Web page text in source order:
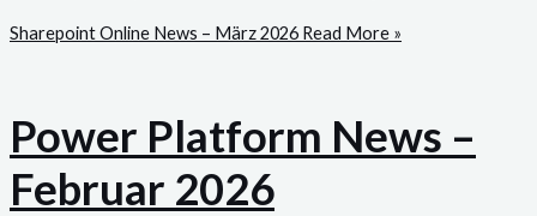
Sharepoint Online News – März 2026 Read More »
Power Platform News –
Februar 2026